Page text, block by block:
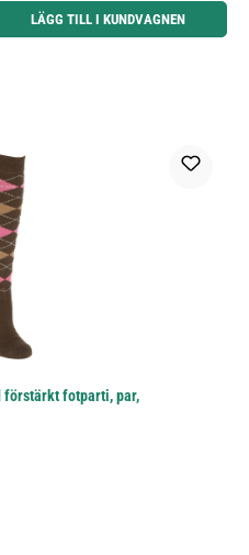
knapparna för att öka eller minska kvantiteten.
LÄGG TILL I KUNDVAGNEN
förstärkt fotparti, par,